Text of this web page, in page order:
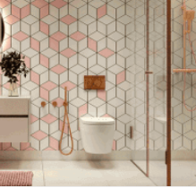
6 ایده فوق العاده برای انتخاب رنگ در طراحی حمام
بلاگ